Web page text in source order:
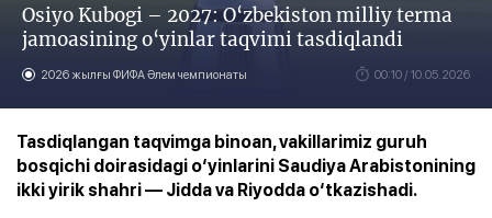
Osiyo Kubogi – 2027: O‘zbekiston milliy terma
jamoasining o‘yinlar taqvimi tasdiqlandi
2026 жылғы ФИФА Әлем чемпионаты 00:10 / 10.05.2026
Tasdiqlangan taqvimga binoan, vakillarimiz guruh
bosqichi doirasidagi o‘yinlarini Saudiya Arabistonining
ikki yirik shahri — Jidda va Riyodda o‘tkazishadi.